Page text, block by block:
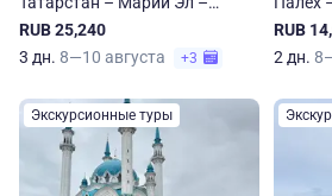
Чувашия
RUB 25,240
3 дн. 8—10 августа +3
RUB
2 дн.
Экскурсионные туры